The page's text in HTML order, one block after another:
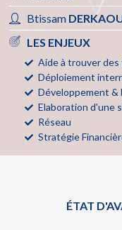
Btissam
LES ENJEUX
Aide à trouver
Déploiement
Développement &
Elaboration d'une
Réseau
Stratégie
ÉTAT